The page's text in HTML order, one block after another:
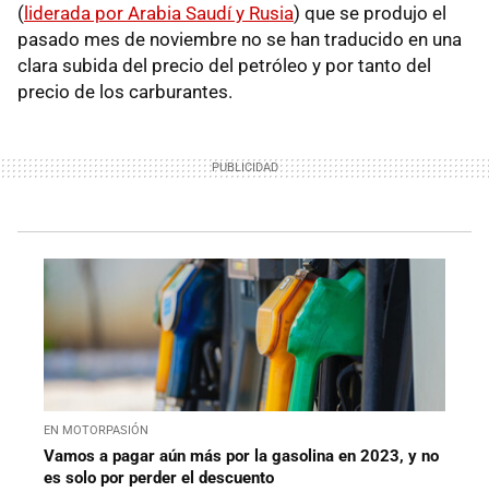
(liderada por Arabia Saudí y Rusia) que se produjo el
pasado mes de noviembre no se han traducido en una
clara subida del precio del petróleo y por tanto del
precio de los carburantes.
EN MOTORPASIÓN
Vamos a pagar aún más por la gasolina en 2023, y no
es solo por perder el descuento